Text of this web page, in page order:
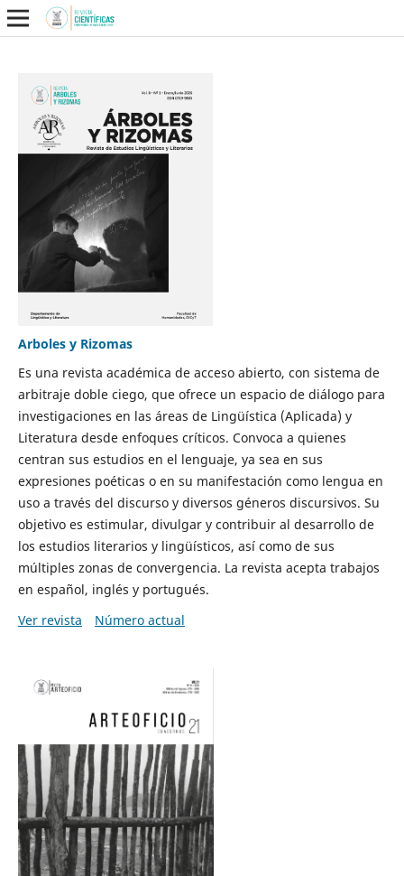
Arboles y Rizomas
Es una revista académica de acceso abierto, con sistema de
arbitraje doble ciego, que ofrece un espacio de diálogo para
investigaciones en las áreas de Lingüística (Aplicada) y
Literatura desde enfoques críticos. Convoca a quienes
centran sus estudios en el lenguaje, ya sea en sus
expresiones poéticas o en su manifestación como lengua en
uso a través del discurso y diversos géneros discursivos. Su
objetivo es estimular, divulgar y contribuir al desarrollo de
los estudios literarios y lingüísticos, así como de sus
múltiples zonas de convergencia. La revista acepta trabajos
en español, inglés y portugués.
Ver revista
Número actual